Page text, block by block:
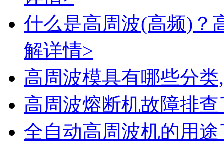
什么是高周波(高频)？
解详情>
高周波模具有哪些分
高周波熔断机故障排查
全自动高周波机的用途